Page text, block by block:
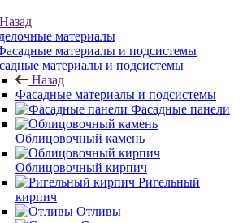
Назад
материалы
материалы и подсистемы
Назад
Фасадные материалы и подсистемы
Фасадные панели
Облицовочный камень
Облицовочный кирпич
Ригельный
кирпич
Отливы